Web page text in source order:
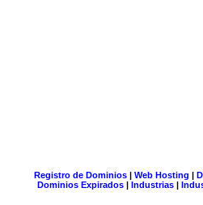
Registro de Dominios| Web Hosting |
Dominios Expirados | Industrias |